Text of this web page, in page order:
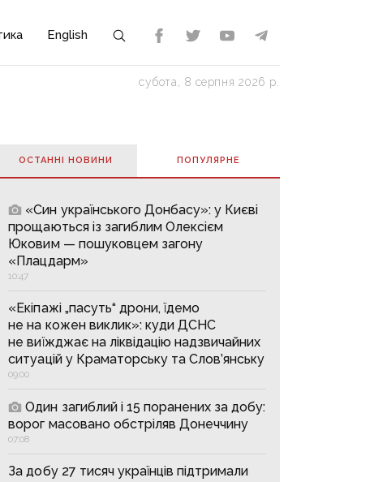
English
субота, 8 серпня 2026 р.
ОСТАННІ НОВИНИ ПОПУЛЯРНE
«Син українського Донбасу»: у Києві
прощаються із загиблим Олексієм
Юковим — пошуковцем загону
«Плацдарм»
10:47
«Екіпажі „пасуть“ дрони, їдемо
не на кожен виклик»: куди ДСНС
не виїжджає на ліквідацію надзвичайних
ситуацій у Краматорську та Слов’янську
09:00
Один загиблий і 15 поранених за добу:
ворог масовано обстріляв Донеччину
07:08
За добу 27 тисяч українців підтримали